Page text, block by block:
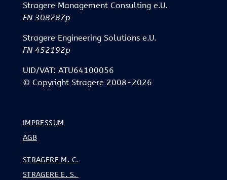
Stragere Management Consulting e.U.
FN 308287p
Stragere Engineering Solutions e.U.
FN 452192p
UID/VAT: ATU64100056
© Copyright Stragere 2008-2026
IMPRESSUM
AGB
STRAGERE M. C.
STRAGERE E. S.